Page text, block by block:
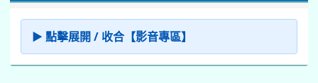
▶ 點擊展開 / 收合【影音專區】